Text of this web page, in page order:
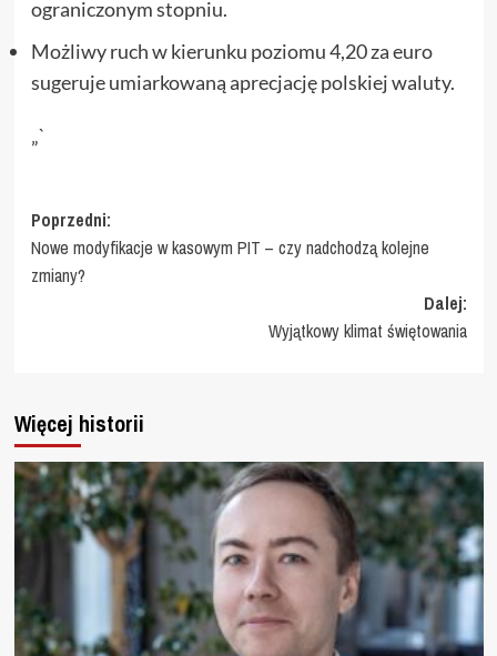
ograniczonym stopniu.
Możliwy ruch w kierunku poziomu 4,20 za euro
sugeruje umiarkowaną aprecjację polskiej waluty.
„`
Zobacz
wpisy
Poprzedni:
Nowe modyfikacje w kasowym PIT – czy nadchodzą kolejne
zmiany?
Dalej:
Wyjątkowy klimat świętowania
Więcej historii